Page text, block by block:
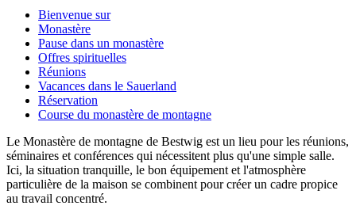
Bienvenue sur
Monastère
Pause dans un monastère
Offres spirituelles
Réunions
Vacances dans le Sauerland
Réservation
Course du monastère de montagne
Le Monastère de montagne de Bestwig est un lieu pour les réunions,
séminaires et conférences qui nécessitent plus qu'une simple salle.
Ici, la situation tranquille, le bon équipement et l'atmosphère
particulière de la maison se combinent pour créer un cadre propice
au travail concentré.